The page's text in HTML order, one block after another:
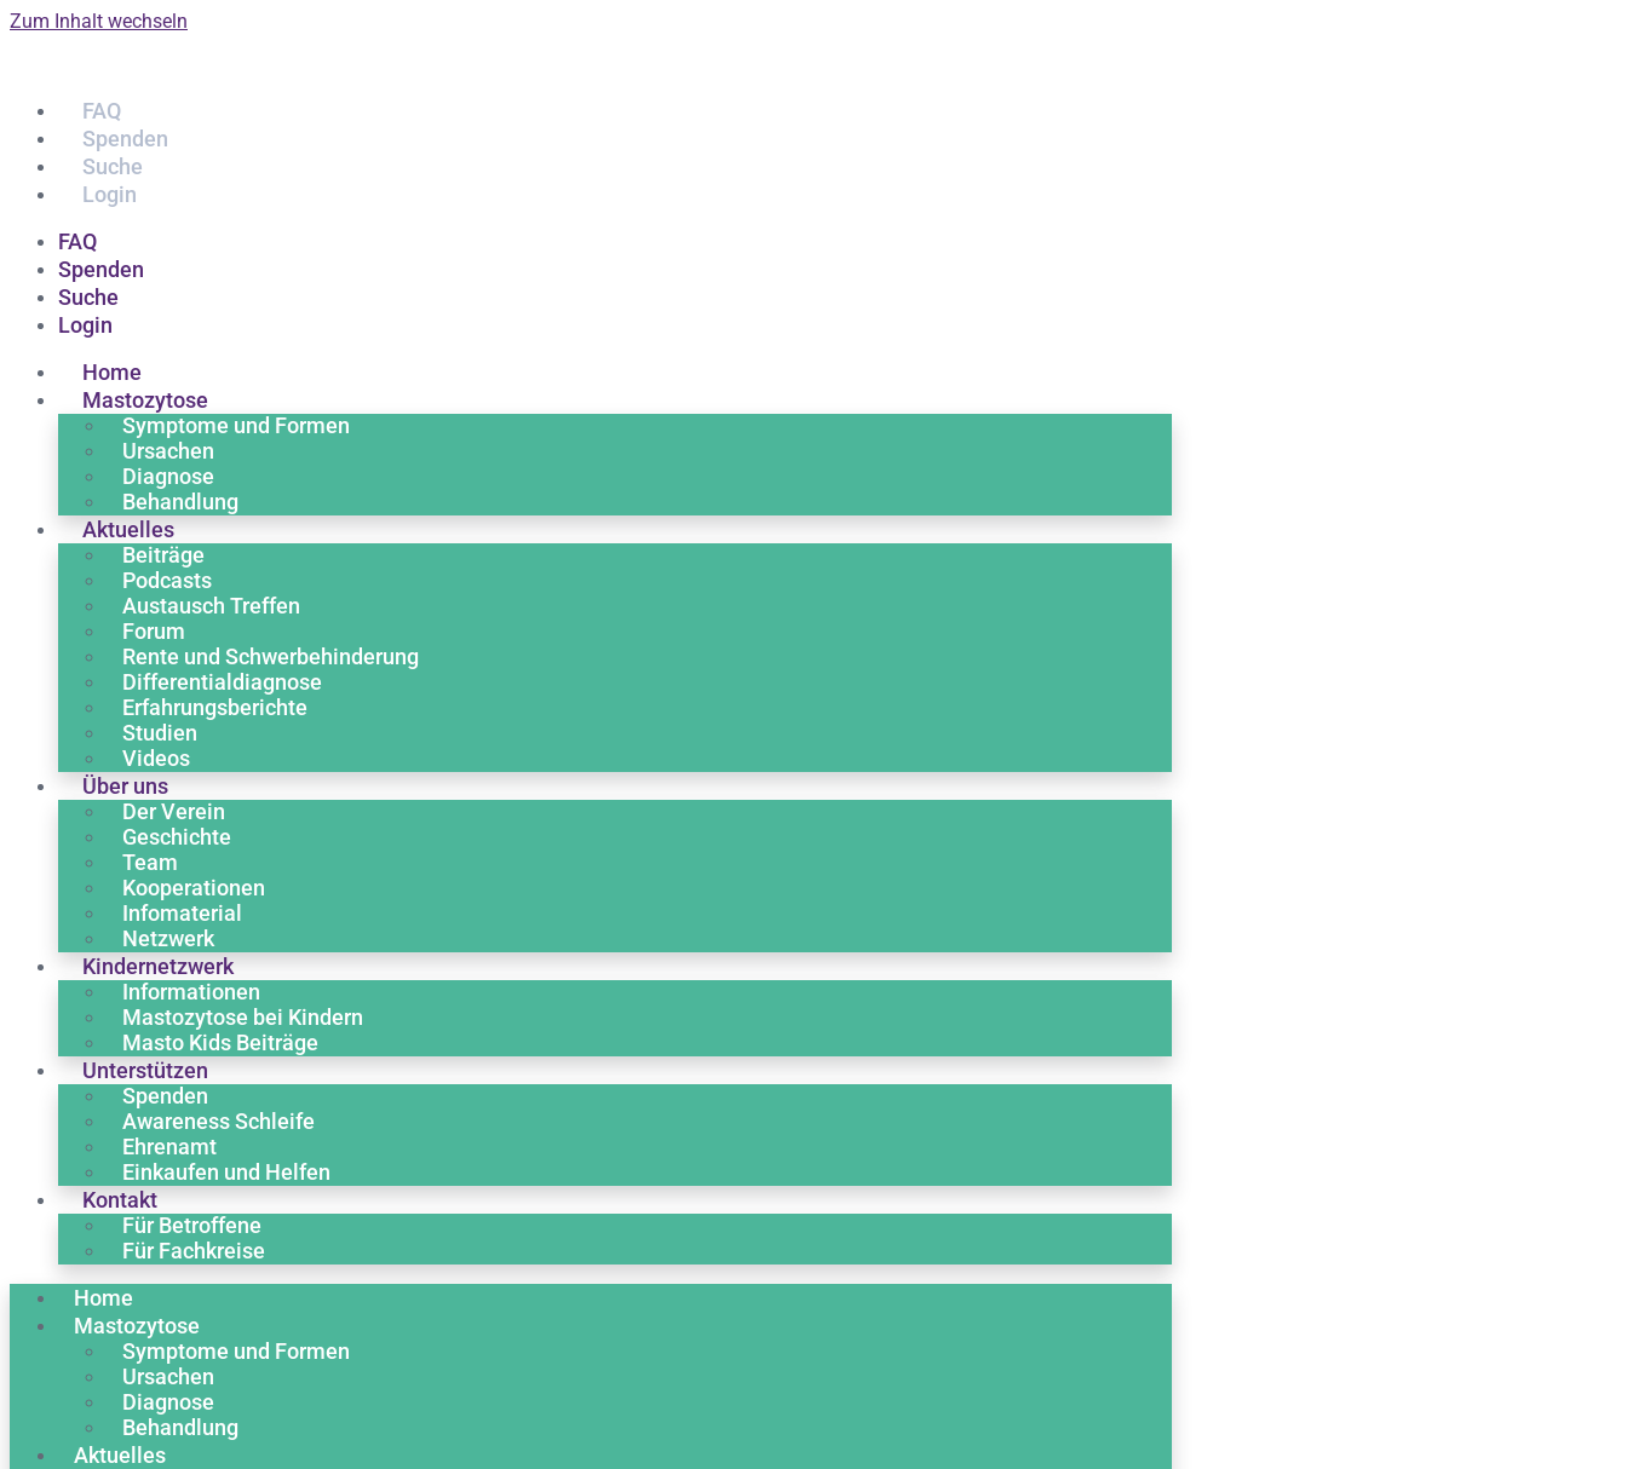
Zum Inhalt wechseln
FAQ
Spenden
Suche
Login
FAQ
Spenden
Suche
Login
Home
Mastozytose
Symptome und Formen
Ursachen
Diagnose
Behandlung
Aktuelles
Beiträge
Podcasts
Austausch Treffen
Forum
Rente und Schwerbehinderung
Differentialdiagnose
Erfahrungsberichte
Studien
Videos
Über uns
Der Verein
Geschichte
Team
Kooperationen
Infomaterial
Netzwerk
Kindernetzwerk
Informationen
Mastozytose bei Kindern
Masto Kids Beiträge
Unterstützen
Spenden
Awareness Schleife
Ehrenamt
Einkaufen und Helfen
Kontakt
Für Betroffene
Für Fachkreise
Home
Mastozytose
Symptome und Formen
Ursachen
Diagnose
Behandlung
Aktuelles